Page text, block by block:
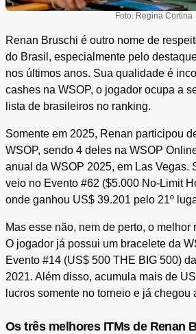
Foto: Regina Cortina
Renan Bruschi é outro nome de
do Brasil, especialmente pelo
nos últimos anos. Sua qualidade é
cashes na WSOP, o jogador ocupa a
lista de brasileiros no ranking.
Somente em 2025, Renan participou
WSOP, sendo 4 deles na WSOP
anual da WSOP 2025, em Las Vegas.
veio no Evento #62 ($5.000 No-Limit
onde ganhou US$ 39.201 pelo 21º
Mas esse não, nem de perto, o melhor
O jogador já possui um bracelete da
Evento #14 (US$ 500 THE BIG 500)
2021. Além disso, acumula mais de
lucros somente no torneio e já chegou
Os três melhores ITMs de Renan